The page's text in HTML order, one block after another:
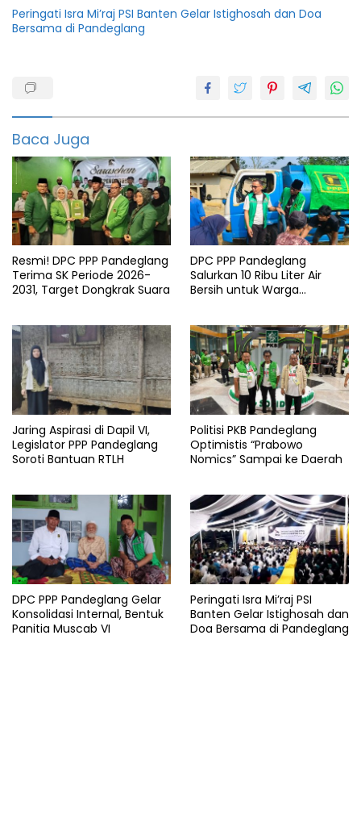
Peringati Isra Mi’raj PSI Banten Gelar Istighosah dan Doa
Bersama di Pandeglang
Fraksi
golkar
Pandeglang
pasien
Rsud
Baca Juga
Resmi! DPC PPP Pandeglang
Terima SK Periode 2026-
2031, Target Dongkrak Suara
DPC PPP Pandeglang
Salurkan 10 Ribu Liter Air
Bersih untuk Warga
Jaring Aspirasi di Dapil VI,
Legislator PPP Pandeglang
Soroti Bantuan RTLH
Politisi PKB Pandeglang
Optimistis “Prabowo
Nomics” Sampai ke Daerah
DPC PPP Pandeglang Gelar
Konsolidasi Internal, Bentuk
Panitia Muscab VI
Peringati Isra Mi’raj PSI
Banten Gelar Istighosah dan
Doa Bersama di Pandeglang